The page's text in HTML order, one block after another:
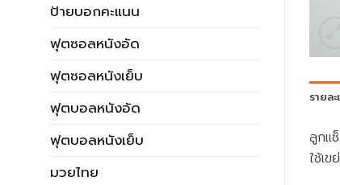
ป้ายบอกคะแนน
ฟุตซอลหนังอัด
ฟุตซอลหนังเย็บ
ฟุตบอลหนังอัด
ฟุตบอลหนังเย็บ
มวยไทย
รายล
ลูกแ
ใช้เ